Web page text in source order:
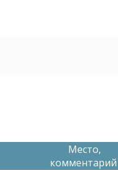
Место,
комментарий